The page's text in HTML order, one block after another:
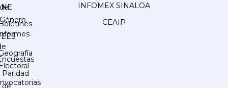
de
Género
Paridad
de
INFOMEX SINALOA
CEAIP